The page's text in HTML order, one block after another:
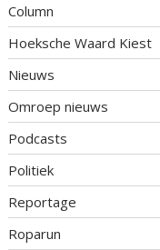
Column
Hoeksche Waard Kiest
Nieuws
Omroep nieuws
Podcasts
Politiek
Reportage
Roparun